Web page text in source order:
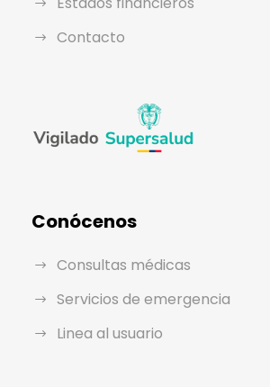
Contacto
Conócenos
Consultas médicas
Servicios de emergencia
Linea al usuario